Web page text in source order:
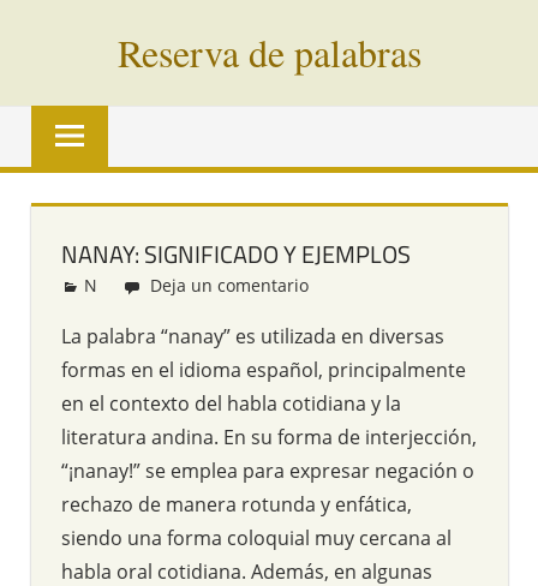
Reserva de palabras
Palabras
vías
todo
mundo
NANAY: SIGNIFICADO Y EJEMPLOS
Redacción
N Deja un comentario
La palabra “nanay” es utilizada en diversas
formas en el idioma español, principalmente
en el contexto del habla cotidiana y la
literatura andina. En su forma de interjección,
“¡nanay!” se emplea para expresar negación o
rechazo de manera rotunda y enfática,
siendo una forma coloquial muy cercana al
habla oral cotidiana. Además, en algunas